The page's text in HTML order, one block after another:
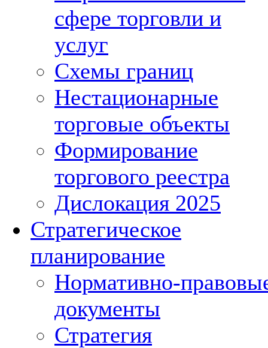
сфере торговли и
услуг
Схемы границ
Нестационарные
торговые объекты
Формирование
торгового реестра
Дислокация 2025
Стратегическое
планирование
Нормативно-
документы
Стратегия